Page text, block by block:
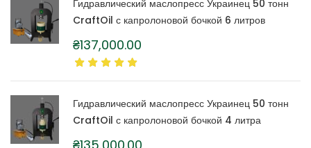
Гидравлический маслопресс Украинец 50 тонн
CraftOil с капролоновой бочкой 6 литров
₴137,000.00
Гидравлический маслопресс Украинец 50 тонн
CraftOil с капролоновой бочкой 4 литра